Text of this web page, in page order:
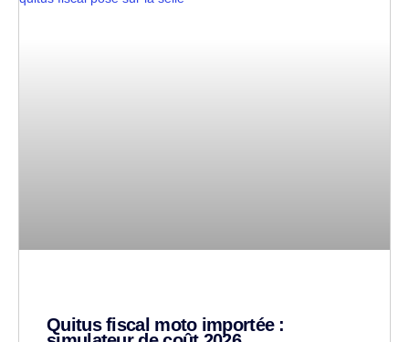
Quitus fiscal moto importée :